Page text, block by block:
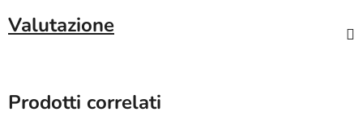
Valutazione
Prodotti correlati